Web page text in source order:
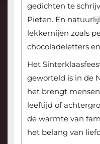
gedichten te
Pieten. En
lekkernijen zoals
chocoladeletters
Het
geworteld is in de
het brengt
leeftijd of
de warmte van
het belang van